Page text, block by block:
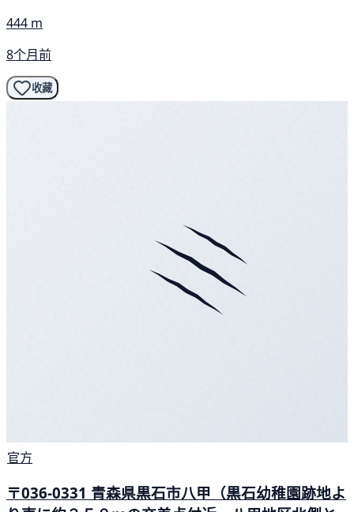
444 m
8个月前
收藏
官方
〒036-0331 青森県黒石市八甲（黒石幼稚園跡地よ